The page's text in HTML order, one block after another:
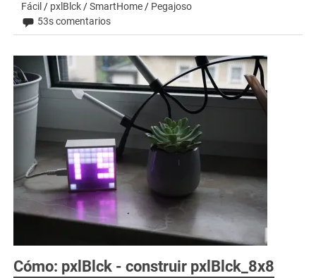
Fácil / pxlBlck/SmartHome/ Pegajoso
53s comentarios
Cómo: pxlBlck - construir pxlBlck_8x8